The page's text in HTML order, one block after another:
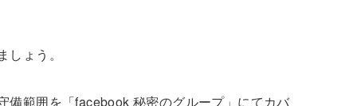
ょう。
備範囲を「facebook 秘密のグループ」にてカバ